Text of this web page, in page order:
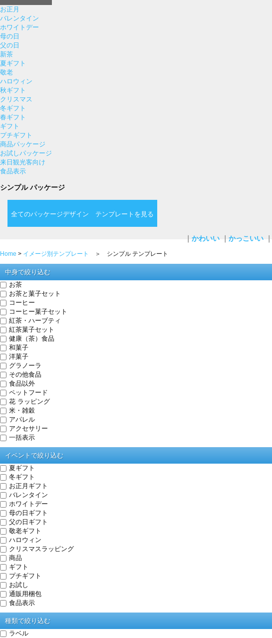
お正月
バレンタイン
ホワイトデー
母の日
父の日
新茶
夏ギフト
敬老
ハロウィン
秋ギフト
クリスマス
冬ギフト
春ギフト
ギフト
プチギフト
商品パッケージ
お試しパッケージ
来日観光客向け
食品表示
シンプル パッケージ
全てのパッケージデザイン テンプレートを見る
かわいい かっこいい
Home > イメージ別テンプレート ＞ シンプル テンプレート
中身で絞り込む
お茶
お茶と菓子セット
コーヒー
コーヒー菓子セット
紅茶・ハーブティ
紅茶菓子セット
健康（茶）食品
和菓子
洋菓子
グラノーラ
その他食品
食品以外
ペットフード
花 ラッピング
米・雑穀
アパレル
アクセサリー
一括表示
イベントで絞り込む
夏ギフト
冬ギフト
お正月ギフト
バレンタイン
ホワイトデー
母の日ギフト
父の日ギフト
敬老ギフト
ハロウィン
クリスマスラッピング
商品
ギフト
プチギフト
お試し
通販用梱包
食品表示
種類で絞り込む
ラベル